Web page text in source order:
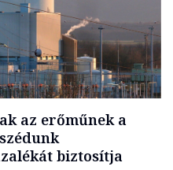
az erőműnek a
biztosítja